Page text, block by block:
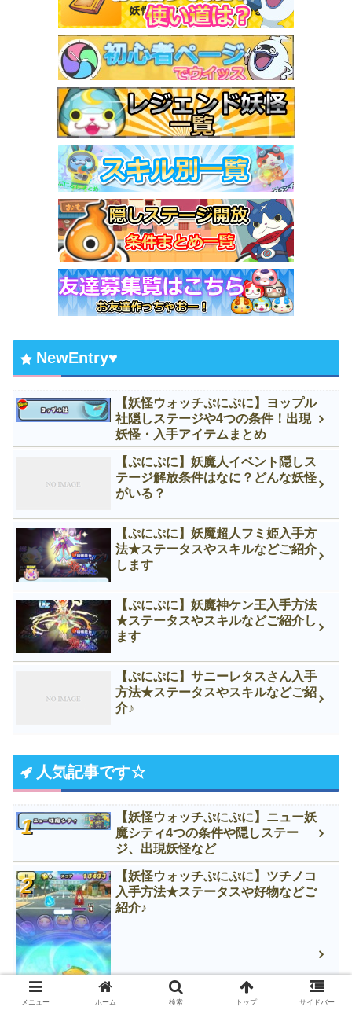
NewEntry♥
【妖怪ウォッチぷにぷに】ヨップル
社隠しステージや4つの条件！出現
妖怪・入手アイテムまとめ
【ぷにぷに】妖魔人イベント隠しス
テージ解放条件はなに？どんな妖怪
がいる？
【ぷにぷに】妖魔超人フミ姫入手方
法★ステータスやスキルなどご紹介
します
【ぷにぷに】妖魔神ケン王入手方法
★ステータスやスキルなどご紹介し
ます
【ぷにぷに】サニーレタスさん入手
方法★ステータスやスキルなどご紹
介♪
人気記事です☆
【妖怪ウォッチぷにぷに】ニュー妖
魔シティ4つの条件や隠しステー
ジ、出現妖怪など
【妖怪ウォッチぷにぷに】ツチノコ
入手方法★ステータスや好物などご
紹介♪
メニュー ホーム 検索 トップ サイドバー